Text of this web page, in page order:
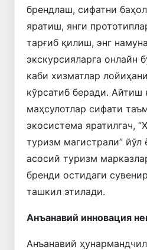
брендлаш, сифатни
яратиш, янги
тарғиб қилиш, энг
экскурсияларга онлайн
каби хизматлар
кўрсатиб беради. Айтиш
маҳсулотлар сифати
экосистема яратилгач,
туризм магистрали” йўл
асосий туризм
бренди остидаги
ташкил этилади.
Анъанавий инновация
Анъанавий